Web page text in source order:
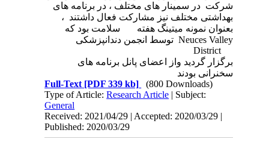
شرکت در سمینار های مختلف ، در برنامه های
بهداشتی مختلف نیز مشارکت فعال داشتند ،
بعنوان نمونه میتینگ هفته سلامت بود که
توسط انجمن دندانپزشکی Neuces Valley
District
برگزار گردید واز اعضای پانل برنامه های
سخنرانی بودند
Full-Text [PDF 339 kb]
(800 Downloads)
Type of Article:Research Article | Subject:
General
Received: 2021/04/29 | Accepted: 2020/03/29 |
Published: 2020/03/29